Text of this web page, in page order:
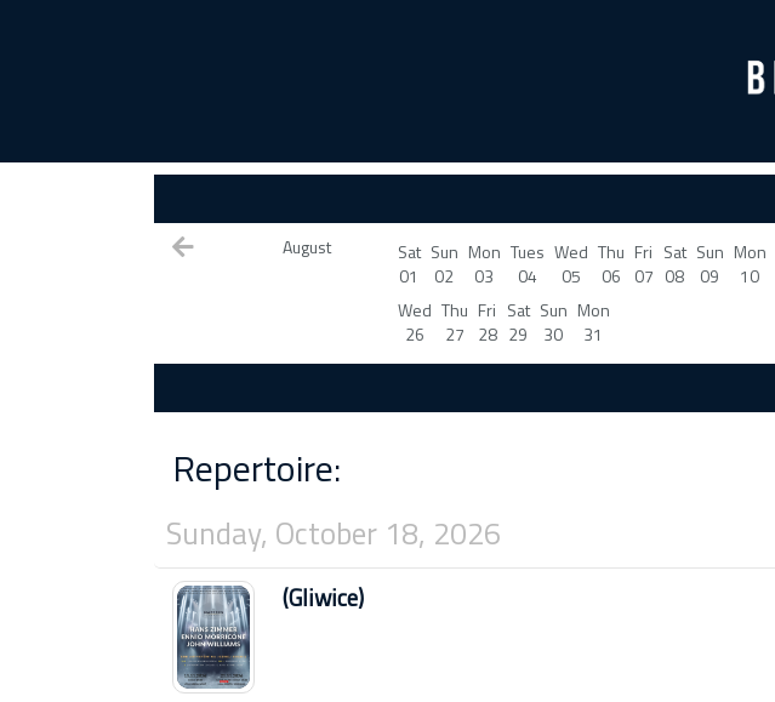
August
Sat
01
Sun
02
Mon
03
Tues
04
Wed
05
Thu
06
Fri
07
Sat
08
Sun
09
Mon
10
Wed
26
Thu
27
Fri
28
Sat
29
Sun
30
Mon
31
Repertoire:
Sunday, October 18, 2026
(Gliwice)